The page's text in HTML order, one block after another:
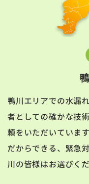
鴨川エリアでの水漏
者としての確かな技
頼をいただいていま
だからできる、緊急
川の皆様はお選びくだ